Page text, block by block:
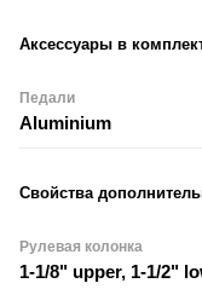
Аксессуары в
Педали
Aluminium
Свойства
Рулевая колонка
1-1/8" upper, 1-1/2"